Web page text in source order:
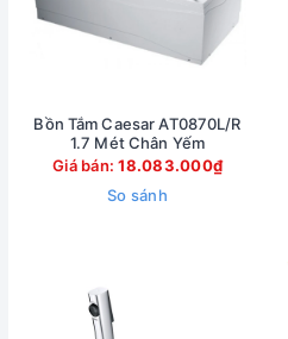
Bồn Tắm Caesar AT0870L/R
1.7 Mét Chân Yếm
Giá bán:18.083.000₫
So sánh